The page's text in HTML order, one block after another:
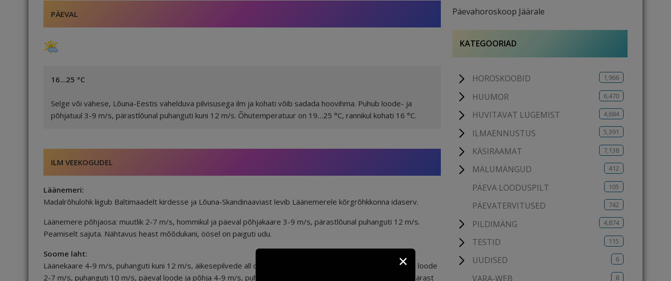
PÄEVAL
16…25 °C
Selge või vähese, Lõuna-Eestis vahelduva pilvisusega ilm ja kohati võib sadada hoovihma. Puhub loode- ja
põhjatuul 3-9 m/s, pärastlõunal puhanguti kuni 12 m/s. Õhutemperatuur on 19…25 °C, rannikul kohati 16 °C.
ILM VEEKOGUDEL
Läänemeri:
Madalrõhulohk liigub Baltimaadelt kirdesse ja Lõuna-Skandinaaviast levib Läänemerele kõrgrõhkkonna idaserv.
Läänemere põhjaosa: muutlik 2-7 m/s, hommikul ja päeval põhjakaare 3-9 m/s, pärastlõunal puhanguti 12 m/s.
Peamiselt sajuta. Nähtavus heast mõõdukani, öösel on paiguti udu.
Soome laht:
Läänekaare 4-9 m/s, puhanguti kuni 12 m/s, äikesepilvede all on tugevaid puhanguid, pärast keskööd lääne ja loode
2-7 m/s, puhanguti 10 m/s, päeval loode ja põhja 4-9 m/s, puhanguti kuni 12 m/s. Öö hakul hoovihm ja äike, pärast
Päevahoroskoop Jäärale
KATEGOORIAD
HOROSKOOBID 1,966
HUUMOR 6,470
HUVITAVAT LUGEMIST 4,684
ILMAENNUSTUS 5,391
KÄSIRAAMAT 7,138
MÄLUMÄNGUD 412
PÄEVA LOODUSPILT 105
PÄEVATERVITUSED 742
PILDIMÄNG 4,874
TESTID 115
UUDISED 6
VARA-WEB 8
✕